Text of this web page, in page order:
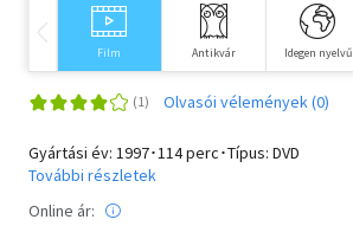
Film Antikvár Idegen nyelvű
Olvasói vélemények (0)
Gyártási év: 1997･114 perc･Típus: DVD
További részletek
Online ár: